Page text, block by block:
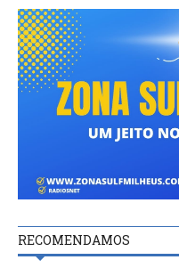
RECOMENDAMOS